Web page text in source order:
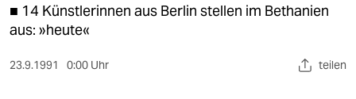
öko
■ 14 Künstlerinnen aus Berlin stellen im Bethanien
aus: »heute«
23.9.1991 0:00 Uhr teilen